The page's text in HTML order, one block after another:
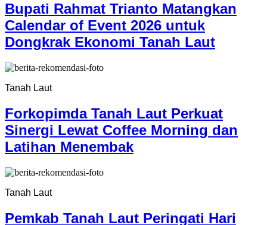
Bupati Rahmat Trianto Matangkan
Calendar of Event 2026 untuk
Dongkrak Ekonomi Tanah Laut
Tanah Laut
Forkopimda Tanah Laut Perkuat
Sinergi Lewat Coffee Morning dan
Latihan Menembak
Tanah Laut
Pemkab Tanah Laut Peringati Hari